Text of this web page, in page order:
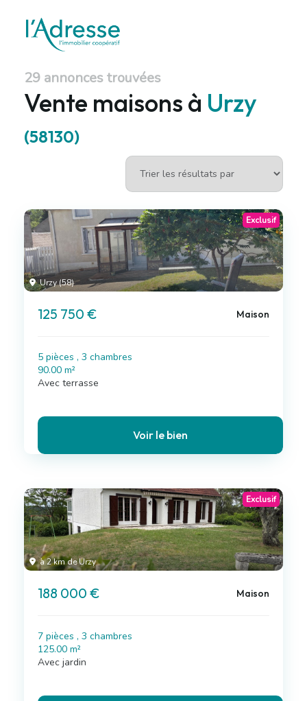
29 annonces trouvées
Vente maisons à Urzy
(58130)
Urzy (58)
Exclusif
125 750 € Maison
5 pièces , 3 chambres
90.00 m²
Avec terrasse
Voir le bien
à 2 km de Urzy
Exclusif
188 000 € Maison
7 pièces , 3 chambres
125.00 m²
Avec jardin